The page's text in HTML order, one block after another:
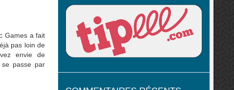
Games a fait
pas loin de
envie de
passe par